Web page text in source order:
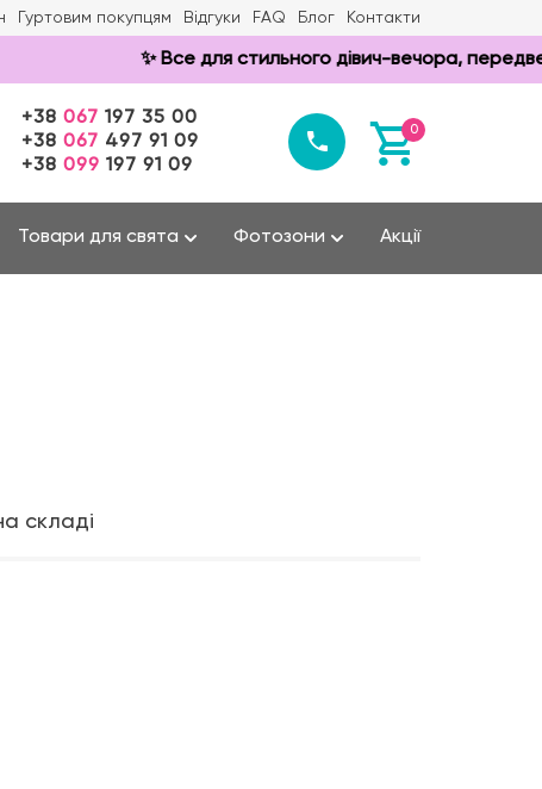
Гуртовим покупцям Відгуки FAQ Блог Контакти
✨ Все для стильного дівич-вечора,
+38 067 197 35 00
+38 067 497 91 09
+38 099 197 91 09
0
Товари для свята Фотозони Акції
складі